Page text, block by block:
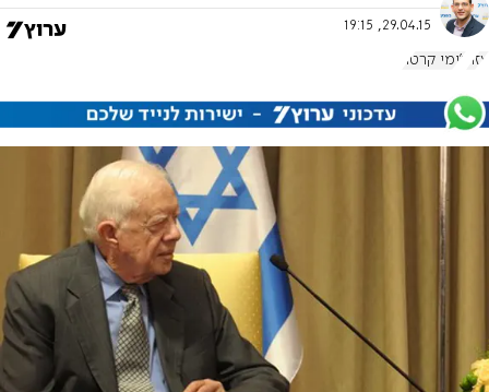
29.04.15, 19:15
עזה ג'ימי קרטר